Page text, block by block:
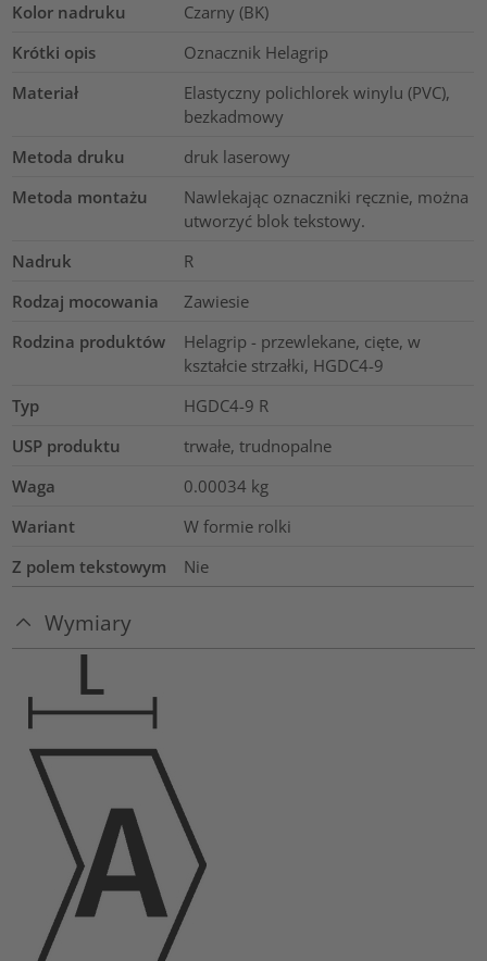
Kolor nadruku
Czarny (BK)
Krótki opis
Oznacznik Helagrip
Materiał
Elastyczny polichlorek winylu (PVC),
bezkadmowy
Metoda druku
druk laserowy
Metoda montażu
Nawlekając oznaczniki ręcznie, można
utworzyć blok tekstowy.
Nadruk
R
Rodzaj mocowania
Zawiesie
Rodzina produktów
Helagrip - przewlekane, cięte, w
kształcie strzałki, HGDC4-9
Typ
HGDC4-9 R
USP produktu
trwałe, trudnopalne
Waga
0.00034 kg
Wariant
W formie rolki
Z polem tekstowym
Nie
Wymiary